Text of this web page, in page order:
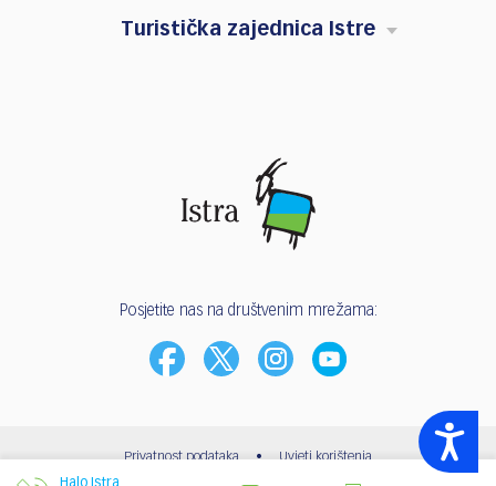
Accessibility
Turistička zajednica Istre
Posjetite nas na društvenim mrežama:
Privatnost podataka • Uvjeti korištenja